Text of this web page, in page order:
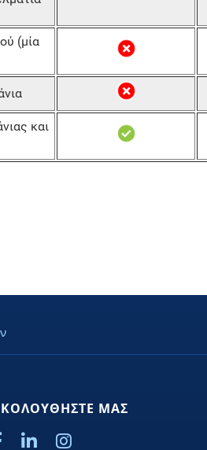
(μία
και
ΜΑΣ